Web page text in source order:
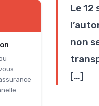
Le 12
non
[…]